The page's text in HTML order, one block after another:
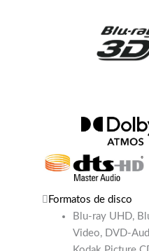
Formatos de disco
Blu-ray UHD,
Video, DVD-
Kodak Picture